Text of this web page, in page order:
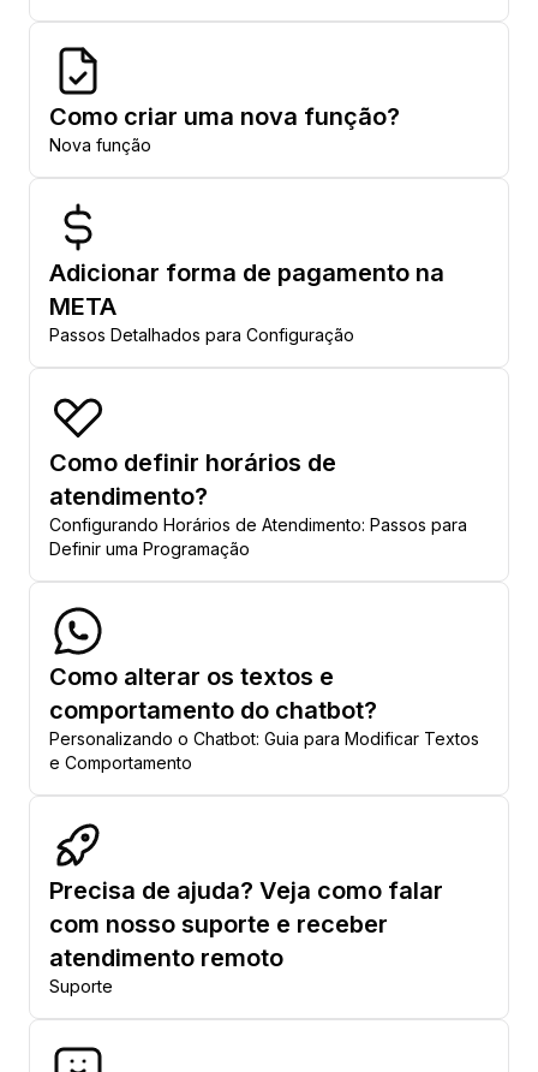
Como criar uma nova função?
Nova função
Adicionar forma de pagamento na
META
Passos Detalhados para Configuração
Como definir horários de
atendimento?
Configurando Horários de Atendimento: Passos para
Definir uma Programação
Como alterar os textos e
comportamento do chatbot?
Personalizando o Chatbot: Guia para Modificar Textos
e Comportamento
Precisa de ajuda? Veja como falar
com nosso suporte e receber
atendimento remoto
Suporte